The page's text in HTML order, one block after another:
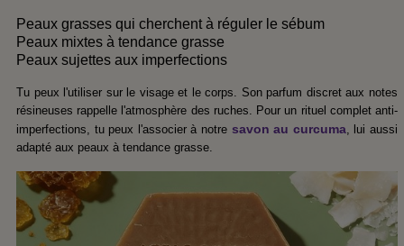
Peaux grasses qui cherchent à réguler le sébum
Peaux mixtes à tendance grasse
Peaux sujettes aux imperfections
Tu peux l'utiliser sur le visage et le corps. Son parfum discret aux notes
résineuses rappelle l'atmosphère des ruches. Pour un rituel complet anti-
imperfections, tu peux l'associer à notre savon au curcuma, lui aussi
adapté aux peaux à tendance grasse.